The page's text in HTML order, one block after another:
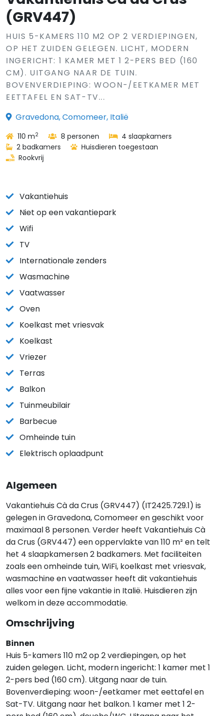
(GRV447)
HUIS 5-KAMERS 110 M2 OP 2 VERDIEPINGEN,
OP HET ZUIDEN GELEGEN. LICHT, MODERN
INGERICHT: 1 KAMER MET 1 2-PERS BED (160
CM). UITGANG NAAR DE TUIN.
BOVENVERDIEPING: WOON-/EETKAMER MET
EETTAFEL EN SAT-TV...
Gravedona, Comomeer, Italië
110 m2 8 personen
4 slaapkamers
2 badkamers
Huisdieren toegestaan
Rookvrij
Vakantiehuis
Niet op een vakantiepark
Wifi
TV
Internationale zenders
Wasmachine
Vaatwasser
Oven
Koelkast met vriesvak
Koelkast
Vriezer
Terras
Balkon
Tuinmeubilair
Barbecue
Omheinde tuin
Elektrisch oplaadpunt
Algemeen
Vakantiehuis Cà da Crus (GRV447) (IT2425.729.1) is
gelegen in Gravedona, Comomeer en geschikt voor
maximaal 8 personen. Verder heeft Vakantiehuis Cà
da Crus (GRV447) een oppervlakte van 110 m² en telt
het 4 slaapkamersen 2 badkamers. Met faciliteiten
zoals een omheinde tuin, WiFi, koelkast met vriesvak,
wasmachine en vaatwasser heeft dit vakantiehuis
alles voor een fijne vakantie in Italië. Huisdieren zijn
welkom in deze accommodatie.
Omschrijving
Binnen
Huis 5-kamers 110 m2 op 2 verdiepingen, op het
zuiden gelegen. Licht, modern ingericht: 1 kamer met 1
2-pers bed (160 cm). Uitgang naar de tuin.
Bovenverdieping: woon-/eetkamer met eettafel en
Sat-TV. Uitgang naar het balkon. 1 kamer met 1 2-